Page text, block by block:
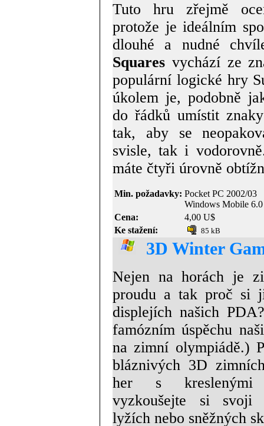
Tuto hru zřejmě
protože je ideálním
dlouhé a nudné
Squares vychází ze
populární logické hry
úkolem je, podobně
do řádků umístit
tak, aby se
svisle, tak i
máte čtyři úrovně
Min. požadavky: Pocket PC 2002/03
Windows Mobile 6.0
Cena:
4,00 U$
Ke stažení:
85 kB
3D Winter
Nejen na horách je
proudu a tak proč si
displejích našich
famózním úspěchu
na zimní olympiádě.)
bláznivých 3D
her s
vyzkoušejte si svoji
lyžích nebo sněžných